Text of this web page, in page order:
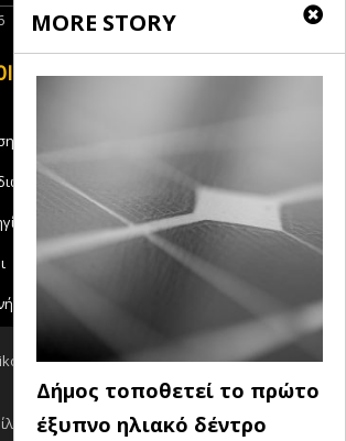
MORE STORY
Δήμος τοποθετεί το πρώτο
έξυπνο ηλιακό δέντρο
ΣΥΝΔΕΣΜΟΙ
Χρήσης
με το Michanikos-Online
Online 2018 - All Rights Reserved
Back to top
μου
Log out Ειδησεις RSS